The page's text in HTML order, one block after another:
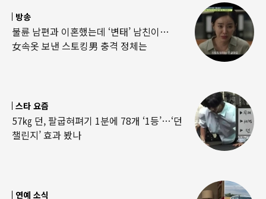
방송
불륜 남편과 이혼했는데 ‘변태’ 남친이…
女속옷 보낸 스토킹男 충격 정체는
스타 요즘
57㎏ 던, 팔굽혀펴기 1분에 78개 ‘1등’…‘던
챌린지’ 효과 봤나
연예 소식